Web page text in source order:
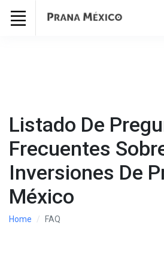
Listado De
Frecuentes
Inversiones De
México
Home FAQ